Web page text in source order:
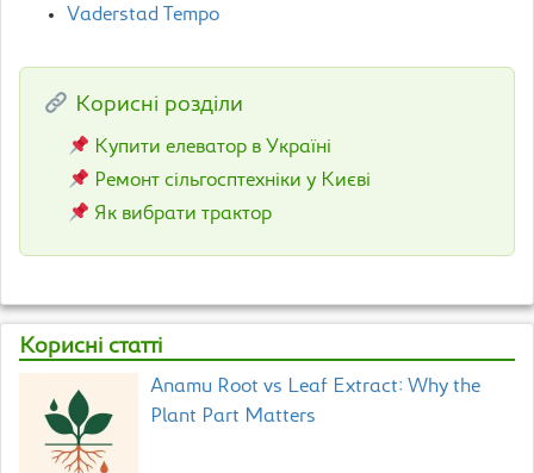
Vaderstad Tempo
Корисні розділи
Купити елеватор в Україні
Ремонт сільгосптехніки у Києві
Як вибрати трактор
Корисні статті
Anamu Root vs Leaf Extract: Why the
Plant Part Matters